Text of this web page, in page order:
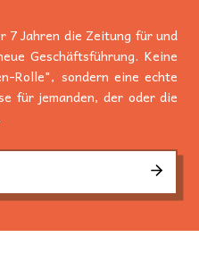
7 Jahren die Zeitung für und
Geschäftsführung. Keine
Rolle", sondern eine echte
für jemanden, der oder die